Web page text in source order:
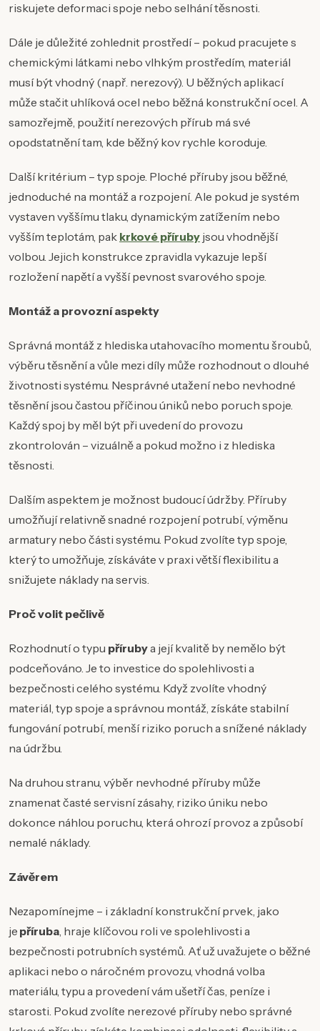
riskujete deformaci spoje nebo selhání těsnosti.
Dále je důležité zohlednit prostředí – pokud pracujete s
chemickými látkami nebo vlhkým prostředím, materiál
musí být vhodný (např. nerezový). U běžných aplikací
může stačit uhlíková ocel nebo běžná konstrukční ocel. A
samozřejmě, použití nerezových přírub má své
opodstatnění tam, kde běžný kov rychle koroduje.
Další kritérium – typ spoje. Ploché příruby jsou běžné,
jednoduché na montáž a rozpojení. Ale pokud je systém
vystaven vyššímu tlaku, dynamickým zatížením nebo
vyšším teplotám, pak krkové příruby jsou vhodnější
volbou. Jejich konstrukce zpravidla vykazuje lepší
rozložení napětí a vyšší pevnost svarového spoje.
Montáž a provozní aspekty
Správná montáž z hlediska utahovacího momentu šroubů,
výběru těsnění a vůle mezi díly může rozhodnout o dlouhé
životnosti systému. Nesprávné utažení nebo nevhodné
těsnění jsou častou příčinou úniků nebo poruch spoje.
Každý spoj by měl být při uvedení do provozu
zkontrolován – vizuálně a pokud možno i z hlediska
těsnosti.
Dalším aspektem je možnost budoucí údržby. Příruby
umožňují relativně snadné rozpojení potrubí, výměnu
armatury nebo části systému. Pokud zvolíte typ spoje,
který to umožňuje, získáváte v praxi větší flexibilitu a
snižujete náklady na servis.
Proč volit pečlivě
Rozhodnutí o typu přírubya její kvalitě by nemělo být
podceňováno. Je to investice do spolehlivosti a
bezpečnosti celého systému. Když zvolíte vhodný
materiál, typ spoje a správnou montáž, získáte stabilní
fungování potrubí, menší riziko poruch a snížené náklady
na údržbu.
Na druhou stranu, výběr nevhodné příruby může
znamenat časté servisní zásahy, riziko úniku nebo
dokonce náhlou poruchu, která ohrozí provoz a způsobí
nemalé náklady.
Závěrem
Nezapomínejme – i základní konstrukční prvek, jako
je příruba, hraje klíčovou roli ve spolehlivosti a
bezpečnosti potrubních systémů. Ať už uvažujete o běžné
aplikaci nebo o náročném provozu, vhodná volba
materiálu, typu a provedení vám ušetří čas, peníze i
starosti. Pokud zvolíte nerezové příruby nebo správné